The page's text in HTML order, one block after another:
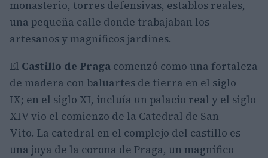
monasterio, torres defensivas, establos reales,
una pequeña calle donde trabajaban los
artesanos y magníficos jardines.
El Castillo de Praga comenzó como una fortaleza
de madera con baluartes de tierra en el siglo
IX; en el siglo XI, incluía un palacio real y el siglo
XIV vio el comienzo de la Catedral de San
Vito. La catedral en el complejo del castillo es
una joya de la corona de Praga, un magnífico